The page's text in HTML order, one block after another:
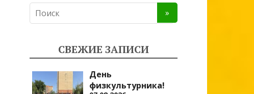
СВЕЖИЕ ЗАПИСИ
День
физкультурника!